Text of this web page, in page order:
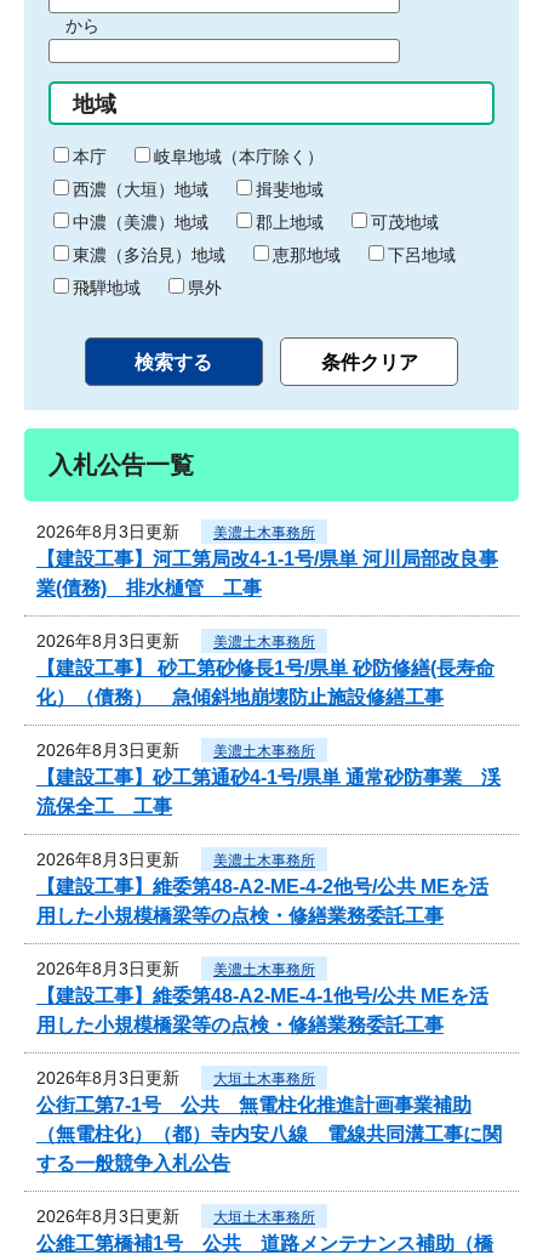
間
始
り
から
間
終
わ
り
地域
本庁
岐阜地域（本庁除く）
西濃（大垣）地域
揖斐地域
中濃（美濃）地域
郡上地域
可茂地域
東濃（多治見）地域
恵那地域
下呂地域
飛騨地域
県外
入札公告一覧
2026年8月3日更新 美濃土木事務所
【建設工事】河工第局改4-1-1号/県単 河川局部改良事
業(債務) 排水樋管 工事
2026年8月3日更新 美濃土木事務所
【建設工事】 砂工第砂修長1号/県単 砂防修繕(長寿命
化）（債務） 急傾斜地崩壊防止施設修繕工事
2026年8月3日更新 美濃土木事務所
【建設工事】砂工第通砂4-1号/県単 通常砂防事業 渓
流保全工 工事
2026年8月3日更新 美濃土木事務所
【建設工事】維委第48-A2-ME-4-2他号/公共 MEを活
用した小規模橋梁等の点検・修繕業務委託工事
2026年8月3日更新 美濃土木事務所
【建設工事】維委第48-A2-ME-4-1他号/公共 MEを活
用した小規模橋梁等の点検・修繕業務委託工事
2026年8月3日更新 大垣土木事務所
公街工第7-1号 公共 無電柱化推進計画事業補助
（無電柱化）（都）寺内安八線 電線共同溝工事に関
する一般競争入札公告
2026年8月3日更新 大垣土木事務所
公維工第橋補1号 公共 道路メンテナンス補助（橋